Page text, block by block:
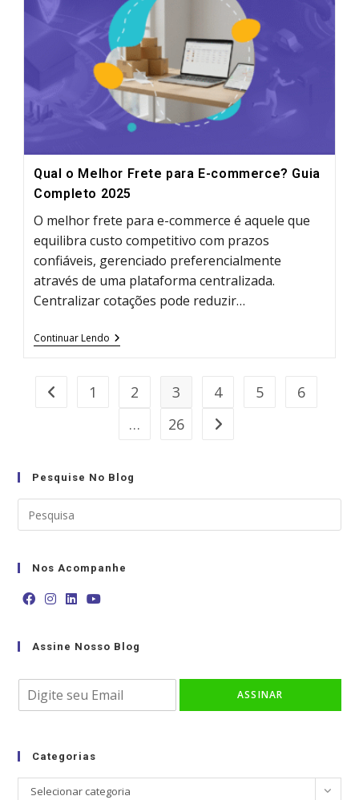
Qual
A
Melhor
Para
Seu
E-
Commerce?
Qual o Melhor Frete para E-commerce? Guia
Completo 2025
O melhor frete para e-commerce é aquele que
equilibra custo competitivo com prazos
confiáveis, gerenciado preferencialmente
através de uma plataforma centralizada.
Centralizar cotações pode reduzir…
Continuar Lendo Qual
O
Para
Guia
Go to the previous page
1 2 3 4 5
6
…
26 Go to the next page
Pesquise No Blog
Nos Acompanhe
tab
a
tab
a
a
tab
Assine Nosso Blog
m
l
*
ASSINAR
Categorias
Categorias
Selecionar categoria